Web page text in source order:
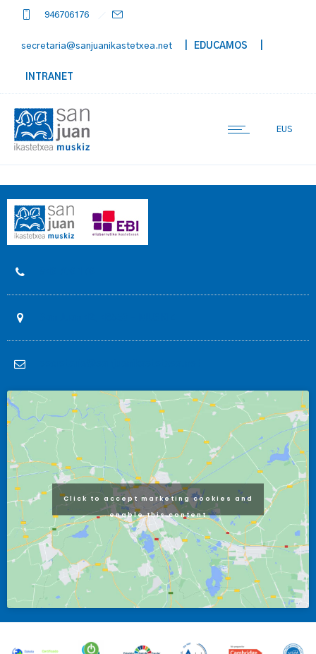
946706176
secretaria@sanjuanikastetxea.net | EDUCAMOS
INTRANET
EUS
Click to accept marketing cookies and
enable this content